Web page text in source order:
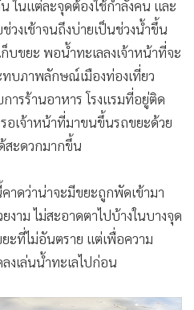
ในแต่ละจุดต้องใช้กำลังคน และ
วงเช้าจนถึงบ่ายเป็นช่วงน้ำขึ้น
บขยะ พอน้ำทะเลลงเจ้าหน้าที่จะ
บภาพลักษณ์เมืองท่องเที่ยว
รร้านอาหาร โรงแรมที่อยู่ติด
อเจ้าหน้าที่มาขนขึ้นรถขยะด้วย
สะดวกมากขึ้น
าดว่าน่าจะมีขยะถูกพัดเข้ามา
งาม ไม่สะอาดตาไปบ้างในบางจุด
ที่ไม่อันตราย แต่เพื่อความ
งเล่นน้ำทะเลไปก่อน